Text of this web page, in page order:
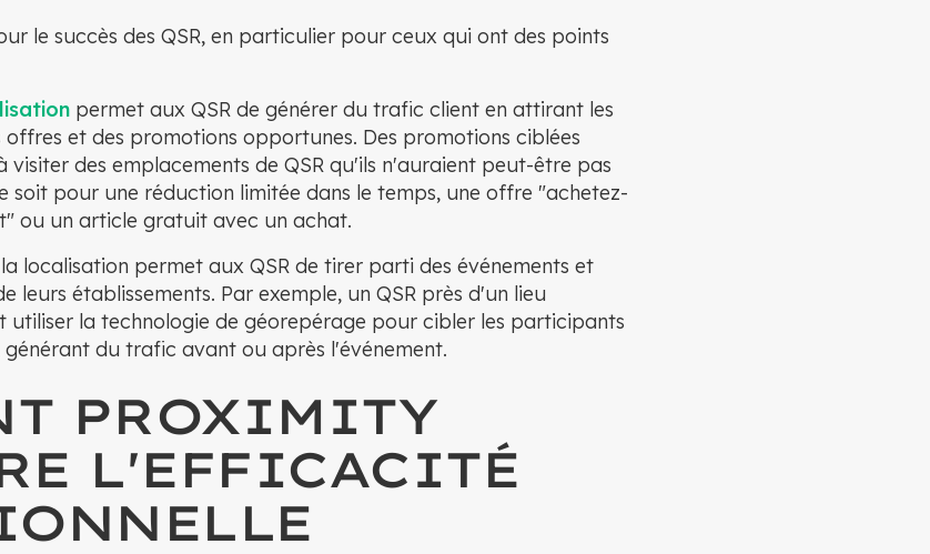
le succès des QSR, en particulier pour ceux qui ont des points
permet aux QSR de générer du trafic client en attirant les
et des promotions opportunes. Des promotions ciblées
visiter des emplacements de QSR qu'ils n'auraient peut-être pas
soit pour une réduction limitée dans le temps, une offre "achetez-
ou un article gratuit avec un achat.
localisation permet aux QSR de tirer parti des événements et
leurs établissements. Par exemple, un QSR près d'un lieu
la technologie de géorepérage pour cibler les participants
du trafic avant ou après l'événement.
PROXIMITY
L'EFFICACITÉ